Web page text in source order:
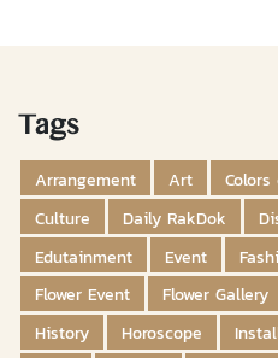
Tags
Arrangement Art
Culture
Daily RakDok
Edutainment
Event
Flower Event
Flower Gallery
History
Horoscope